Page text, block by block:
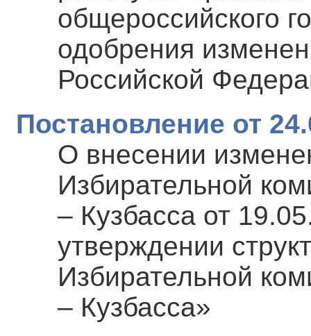
общероссийского
одобрения
Российской
Постановление от
О внесении
Избирательной
– Кузбасса от
утверждении
Избирательной
– Кузбасса»